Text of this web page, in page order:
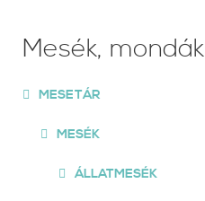
Mesék, mondák
MESETÁR
MESÉK
ÁLLATMESÉK